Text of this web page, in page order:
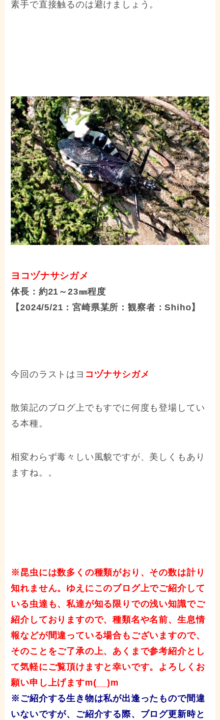
素手で直接触るのは避けましょう。
ヨコヅナサシガメ
体長：約21～23㎜程度
【2024/5/21：宮崎県某所：観察者：Shiho】
今回のラストはヨ コヅナサシガメ
散策記のブログ上でもすでに何度も登場してい
る本種。
相変わらず毒々しい風貌ですが、美しくもあり
ますね。。
※昆虫には数多くの種類がおり、その数は計り
知れません。ゆえにこのブログ上でご紹介して
いる虫達も、私達が知る限りでの浅い知識でご
紹介しておりますので、種類名や名前、生息情
報などが間違っている場合もございますので、
そのことをご了承の上、あくまで参考紹介とし
て気軽にご覧頂けますと幸いです。よろしくお
願い申し上げますm(__)m
※ご紹介する生き物は私が出逢ったもので間違
いないですが、ご紹介する際、ブログ更新時と